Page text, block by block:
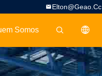
Elton@geao.cc
描述
Somos